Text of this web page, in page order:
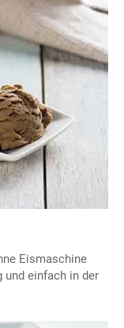
Eismaschine
und einfach in der